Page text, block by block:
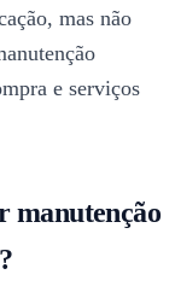
mas não
e serviços
manutenção